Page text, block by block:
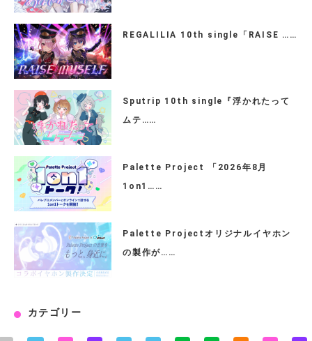
REGALILIA 10th single「RAISE ……
Sputrip 10th single『浮かれたって
ムテ……
Palette Project 「2026年8月
1on1……
Palette Projectオリジナルイヤホン
の製作が……
カテゴリー